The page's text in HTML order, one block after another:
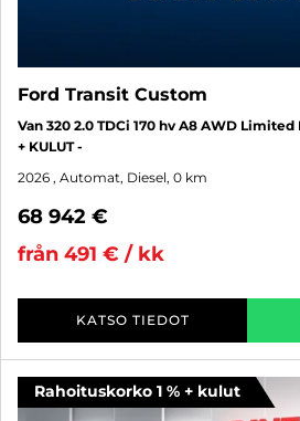
Ford Transit Custom
Van 320 2.0 TDCi 170 hv A8 AWD Limited
+ KULUT -
2026 , Automat, Diesel, 0 km
68 942 €
från 491 € / kk
KATSO TIEDOT
Rahoituskorko 1 % + kulut